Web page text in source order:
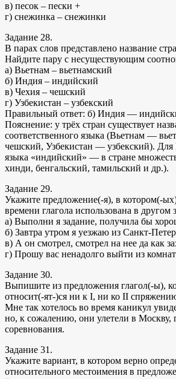
в) песок – пески +
г) снежинка – снежинки
Задание 28.
В парах слов представлено название
Найдите пару с несуществующим
а) Вьетнам – вьетнамский
б) Индия – индийский
в) Чехия – чешский
г) Узбекистан – узбекский
Правильный ответ: б) Индия —
Пояснение: у трёх стран существует
соответственного языка (Вьетнам —
чешский, Узбекистан — узбекский).
языка «индийский» — в стране
хинди, бенгальский, тамильский и др.).
Задание 29.
Укажите предложение(-я), в котором(-
времени глагола использована в другом
а) Выполни я задание, получила бы
б) Завтра утром я уезжаю из Санкт-
в) А он смотрел, смотрел на нее да как
г) Прошу вас ненадолго выйти из
Задание 30.
Выпишите из предложения глагол(-ы),
относит(-ят-)ся ни к I, ни ко II
Мне так хотелось во время каникул
но, к сожалению, они улетели в Москву,
соревнования.
Задание 31.
Укажите вариант, в котором верно
относительного местоимения в